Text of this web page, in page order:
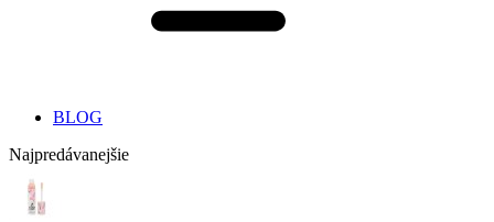
BLOG
Najpredávanejšie